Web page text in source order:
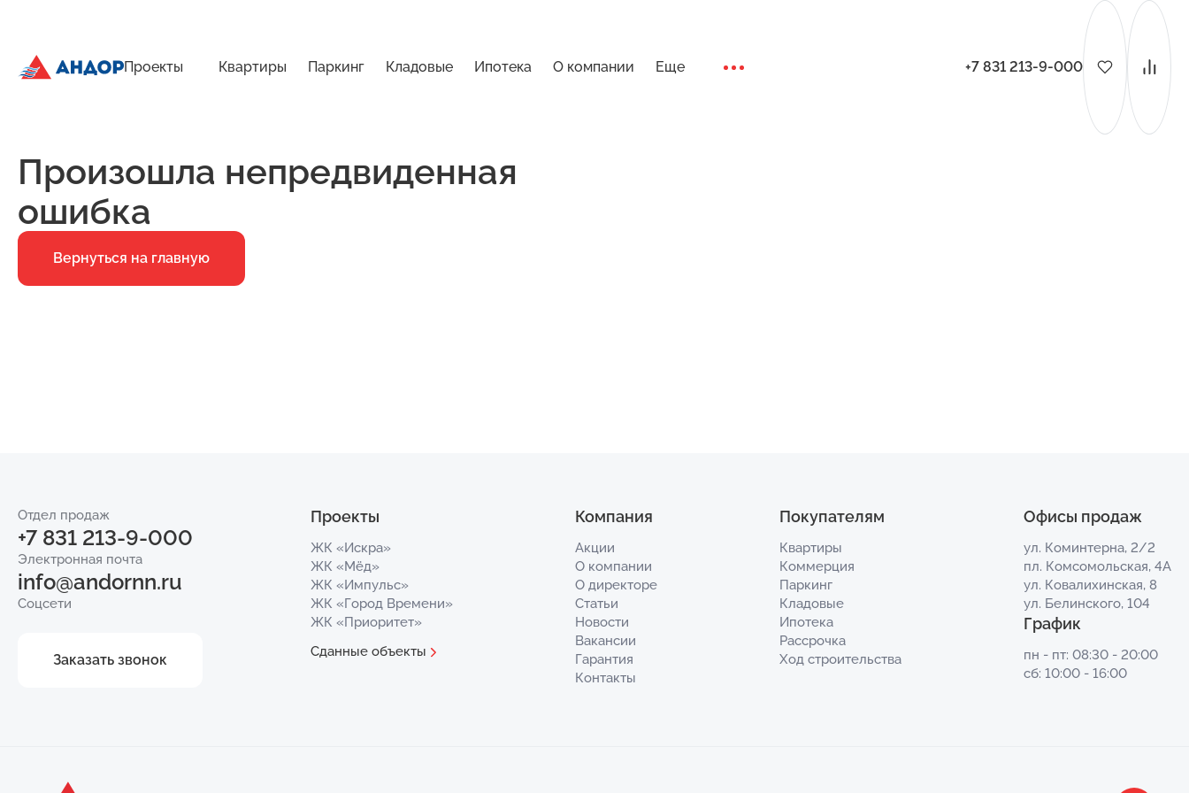
Проекты Квартиры Паркинг Кладовые Ипотека О компании Еще +7 831 213-9-000
Произошла непредвиденная
ошибка
Вернуться на главную
Отдел продаж
+7 831 213-9-000
Электронная почта
info@andornn.ru
Соцсети
Заказать звонок
Проекты
ЖК «Искра»
ЖК «Мёд»
ЖК «Импульс»
ЖК «Город Времени»
ЖК «Приоритет»
Сданные объекты
Компания
Акции
О компании
О директоре
Статьи
Новости
Вакансии
Гарантия
Контакты
Покупателям
Квартиры
Коммерция
Паркинг
Кладовые
Ипотека
Рассрочка
Ход строительства
Офисы продаж
ул. Коминтерна, 2/2
пл. Комсомольская, 4А
ул. Ковалихинская, 8
ул. Белинского, 104
График
пн - пт: 08:30 - 20:00
сб: 10:00 - 16:00